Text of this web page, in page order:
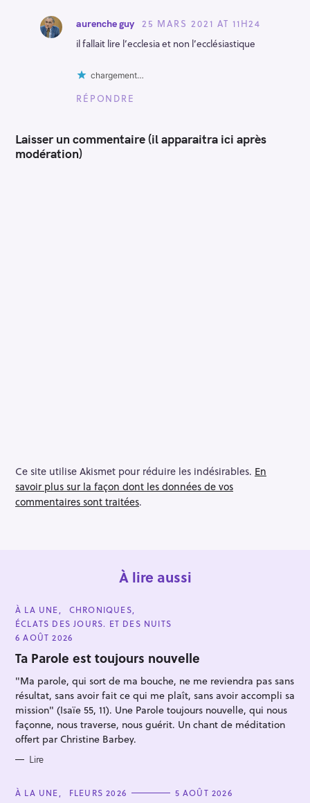
aurenche guy
25 MARS 2021 AT 11H24
il fallait lire l’ecclesia et non l’ecclésiastique
chargement…
RÉPONDRE
Laisser un commentaire (il apparaitra ici après
modération)
Ce site utilise Akismet pour réduire les indésirables. En
savoir plus sur la façon dont les données de vos
commentaires sont traitées.
À lire aussi
C
A
T
E
G
O
R
E
À LA UNE
CHRONIQUES
ÉCLATS DES JOURS. ET DES NUITS
6 AOÛT 2026
Ta Parole est toujours nouvelle
"Ma parole, qui sort de ma bouche, ne me reviendra pas sans
résultat, sans avoir fait ce qui me plaît, sans avoir accompli sa
mission" (Isaïe 55, 11). Une Parole toujours nouvelle, qui nous
façonne, nous traverse, nous guérit. Un chant de méditation
offert par Christine Barbey.
Lire
C
À LA UNE FLEURS 2026 5 AOÛT 2026